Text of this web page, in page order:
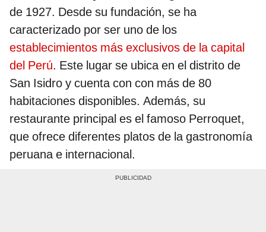
de 1927. Desde su fundación, se ha
caracterizado por ser uno de los
establecimientos más exclusivos de la capital
del Perú. Este lugar se ubica en el distrito de
San Isidro y cuenta con con más de 80
habitaciones disponibles. Además, su
restaurante principal es el famoso Perroquet,
que ofrece diferentes platos de la gastronomía
peruana e internacional.